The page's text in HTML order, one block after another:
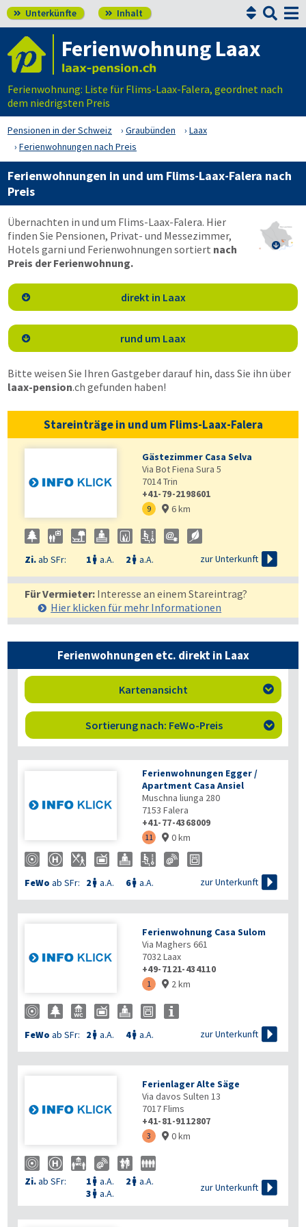
 Unterkünfte  Inhalt 

Ferienwohnung Laax
Ferienwohnung: Liste für Flims-Laax-Falera, geordnet nach
dem niedrigsten Preis
Pensionen in der Schweiz Graubünden
Laax
Ferienwohnungen nach Preis
Ferienwohnungen in und um Flims-Laax-Falera nach
Preis

Übernachten in und um Flims-Laax-Falera. Hier
finden Sie Pensionen, Privat- und Messezimmer,
Hotels garni und Ferienwohnungen sortiert nach
Preis der Ferienwohnung.
 direkt in Laax
 rund um Laax
Bitte weisen Sie Ihren Gastgeber darauf hin, dass Sie ihn über
laax-pension.ch gefunden haben!
Stareinträge in und um Flims-Laax-Falera
Gästezimmer Casa Selva
Via Bot Fiena Sura 5
7014Trin
+41-79-2198601
9  6 km
Zi.ab SFr: 1  a.A. 2  a.A. zur Unterkunft 
Für Vermieter: Interesse an einem Stareintrag?
Hier klicken für mehr Informationen
Ferienwohnungen etc. direkt in Laax
Kartenansicht 
Sortierung nach: FeWo-Preis 
Ferienwohnungen Egger /
Apartment Casa Ansiel
Muschna liunga 280
7153 Falera
+41-77-4368009
11  0 km
FeWo ab SFr: 2  a.A. 6 a.A. zur Unterkunft 
Ferienwohnung Casa Sulom
Via Maghers 661
7032Laax
+49-7121-434110
1  2 km
FeWo ab SFr: 2  a.A. 4 a.A. zur Unterkunft 
Ferienlager Alte Säge
Via davos Sulten 13
7017Flims
+41-81-9112807
3  0 km
Zi.ab SFr: 1  a.A. 2  a.A.
3  a.A.
zur Unterkunft 